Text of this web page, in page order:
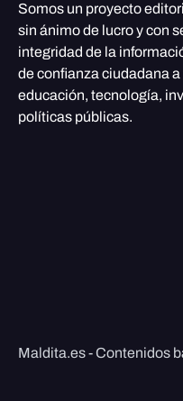
Somos un proyecto
sin ánimo de lucro y con
integridad de la
de confianza ciudadana
educación, tecnología,
políticas públicas.
Maldita.es - Contenidos